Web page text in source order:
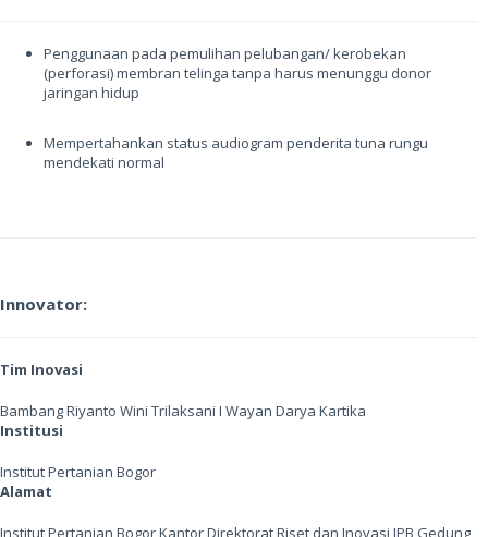
Penggunaan pada pemulihan pelubangan/ kerobekan
(perforasi) membran telinga tanpa harus menunggu donor
jaringan hidup
Mempertahankan status audiogram penderita tuna rungu
mendekati normal
Innovator:
Tim Inovasi
Bambang Riyanto Wini Trilaksani I Wayan Darya Kartika
Institusi
Institut Pertanian Bogor
Alamat
Institut Pertanian Bogor Kantor Direktorat Riset dan Inovasi IPB Gedung